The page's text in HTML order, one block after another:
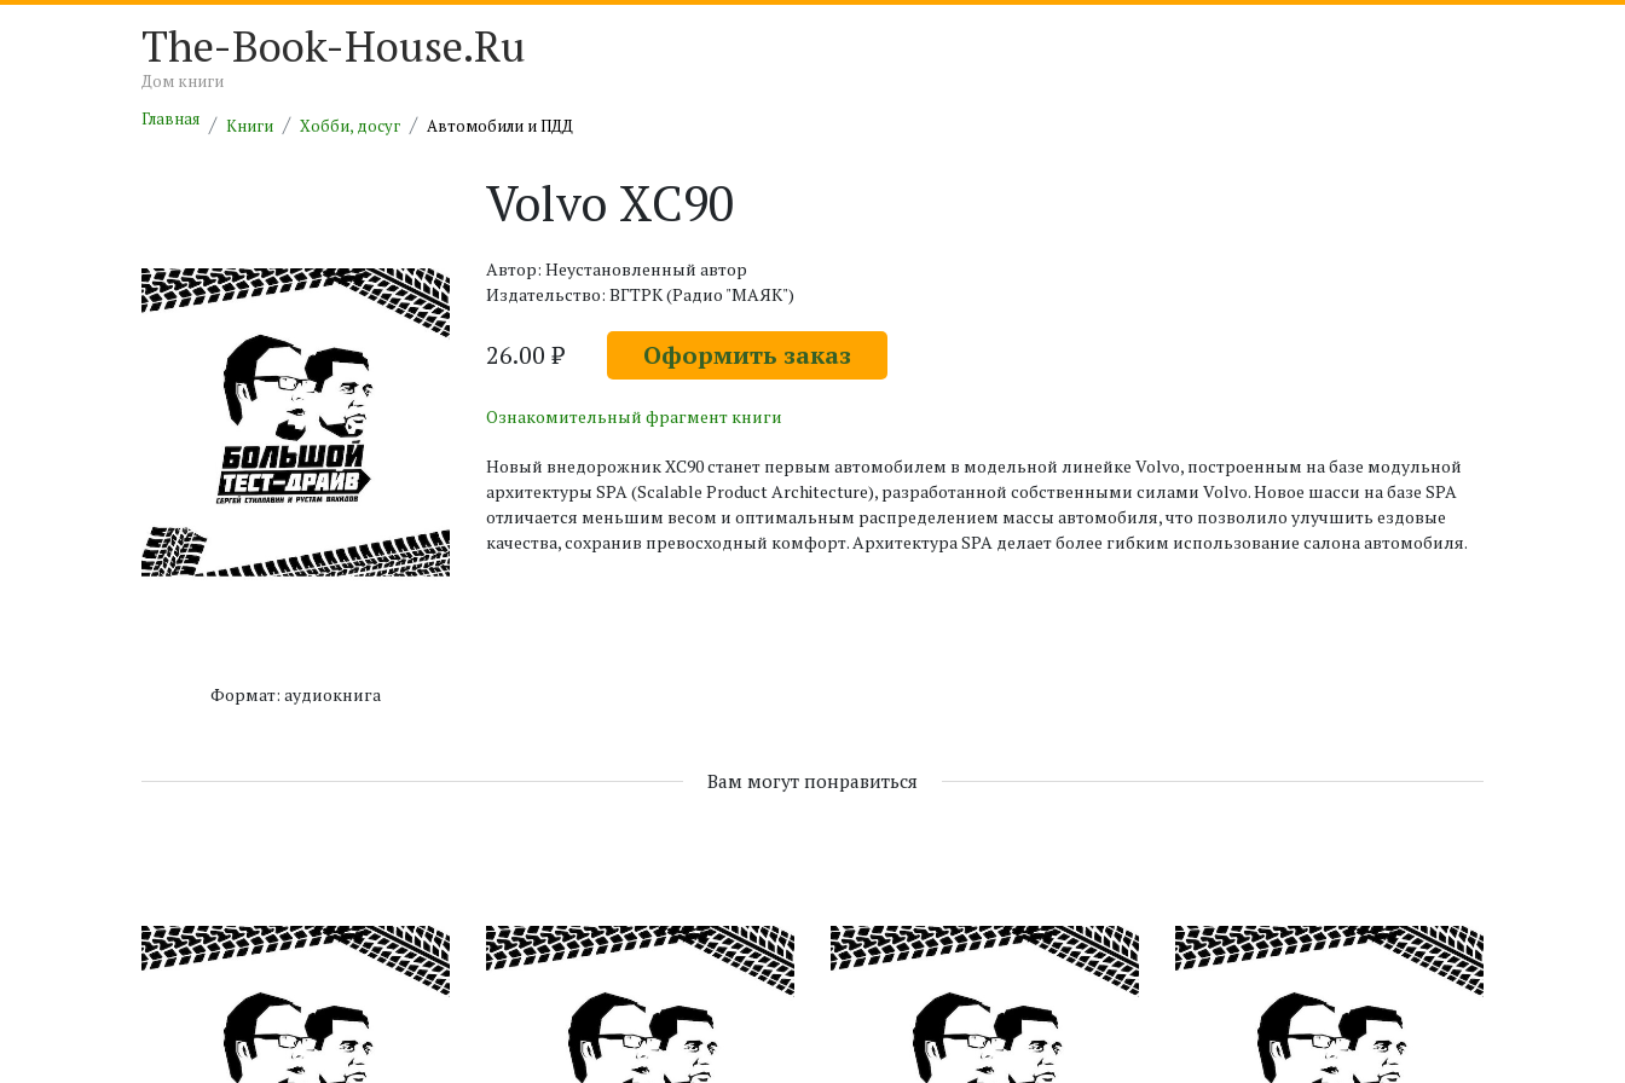
The-Book-House.Ru
Дом книги
Главная
Книги Хобби, досуг Автомобили и ПДД
Формат: аудиокнига
Volvo XC90
Автор: Неустановленный автор
Издательство: ВГТРК (Радио "МАЯК")
26.00 ₽ Оформить заказ
Ознакомительный фрагмент книги
Новый внедорожник XC90 станет первым автомобилем в модельной линейке Volvo, построенным на базе модульной
архитектуры SPA (Scalable Product Architecture), разработанной собственными силами Volvo. Новое шасси на базе SPA
отличается меньшим весом и оптимальным распределением массы автомобиля, что позволило улучшить ездовые
качества, сохранив превосходный комфорт. Архитектура SPA делает более гибким использование салона автомобиля.
Вам могут понравиться